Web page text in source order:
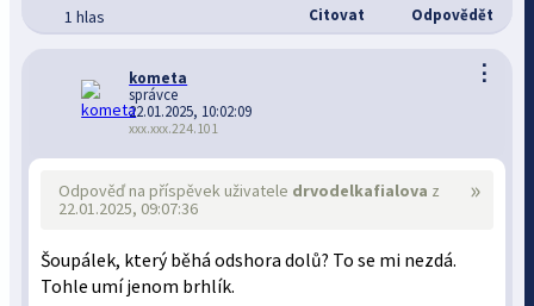
1 hlas Citovat Odpovědět
⋮
kometa
správce
22.01.2025, 10:02:09
xxx.xxx.224.101
»
Odpověď na příspěvek uživatele drvodelkafialova z
22.01.2025, 09:07:36
Šoupálek, který běhá odshora dolů? To se mi nezdá.
Tohle umí jenom brhlík.